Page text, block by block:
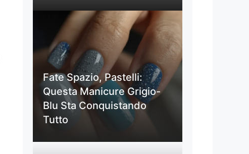
Fate Spazio, Pastelli:
Questa Manicure Grigio-
Blu Sta Conquistando
Tutto